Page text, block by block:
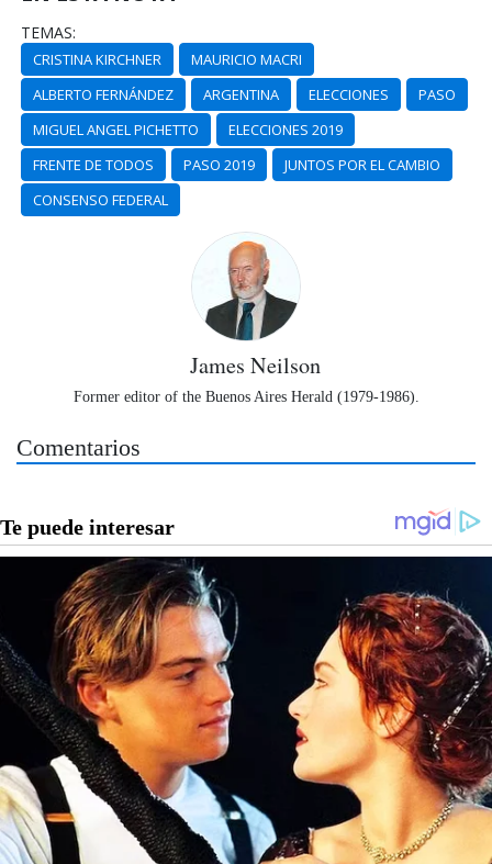
TEMAS:
CRISTINA KIRCHNER
MAURICIO MACRI
ALBERTO FERNÁNDEZ
ARGENTINA ELECCIONES
PASO
MIGUEL ANGEL PICHETTO
ELECCIONES 2019
FRENTE DE TODOS
PASO 2019
JUNTOS POR EL CAMBIO
CONSENSO FEDERAL
James Neilson
Former editor of the Buenos Aires Herald (1979-1986).
Comentarios